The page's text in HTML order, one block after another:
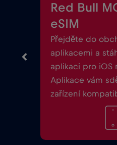
Red Bull
eSIM
Přejděte do
aplikacemi a
aplikaci pro iOS
Aplikace vám
zařízení